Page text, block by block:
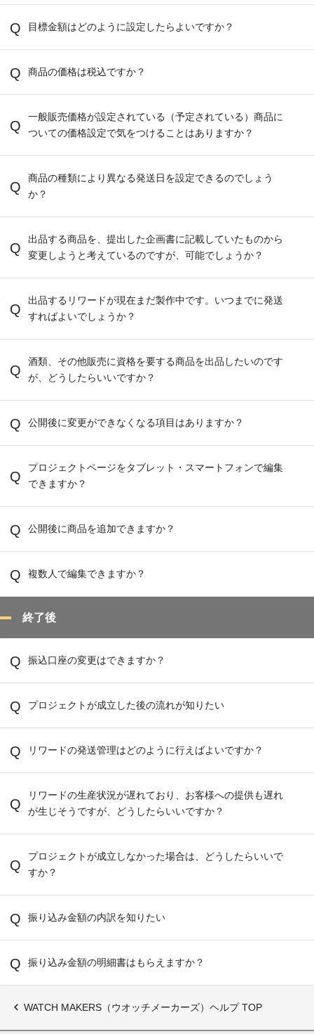
目標金額はどのように設定したらよいですか？
商品の価格は税込ですか？
一般販売価格が設定されている（予定されている）商品に
ついての価格設定で気をつけることはありますか？
商品の種類により異なる発送日を設定できるのでしょう
か？
出品する商品を、提出した企画書に記載していたものから
変更しようと考えているのですが、可能でしょうか？
出品するリワードが現在まだ製作中です。いつまでに発送
すればよいでしょうか？
酒類、その他販売に資格を要する商品を出品したいのです
が、どうしたらいいですか？
公開後に変更ができなくなる項目はありますか？
プロジェクトページをタブレット・スマートフォンで編集
できますか？
公開後に商品を追加できますか？
複数人で編集できますか？
終了後
振込口座の変更はできますか？
プロジェクトが成立した後の流れが知りたい
リワードの発送管理はどのように行えばよいですか？
リワードの生産状況が遅れており、お客様への提供も遅れ
が生じそうですが、どうしたらいいですか？
プロジェクトが成立しなかった場合は、どうしたらいいで
すか？
振り込み金額の内訳を知りたい
振り込み金額の明細書はもらえますか？
WATCH MAKERS（ウオッチメーカーズ）ヘルプ TOP